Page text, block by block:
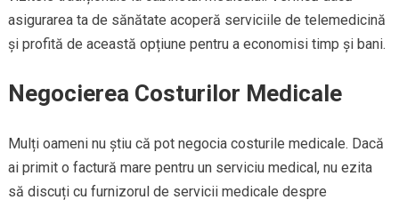
asigurarea ta de sănătate acoperă serviciile de telemedicină
și profită de această opțiune pentru a economisi timp și bani.
Negocierea Costurilor Medicale
Mulți oameni nu știu că pot negocia costurile medicale. Dacă
ai primit o factură mare pentru un serviciu medical, nu ezita
să discuți cu furnizorul de servicii medicale despre